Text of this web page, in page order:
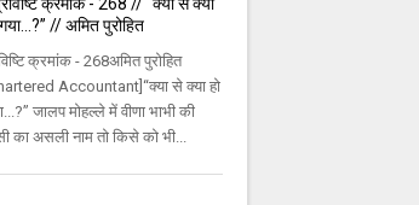
// अमित पुरोहित
क्रमांक - 268अमित पुरोहित
Accountant]“क्या से क्या हो
जालप मोहल्ले में वीणा भाभी की
का असली नाम तो किसे को भी...